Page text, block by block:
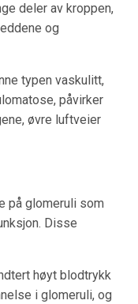
deler av kroppen,
og
typen vaskulitt,
påvirker
øvre luftveier
på glomeruli som
Disse
høyt blodtrykk
i glomeruli, og